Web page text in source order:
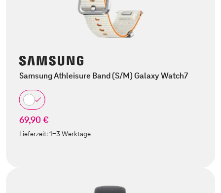
Samsung Athleisure Band (S/M) Galaxy Watch7
69,90 €
Lieferzeit:1-3 Werktage